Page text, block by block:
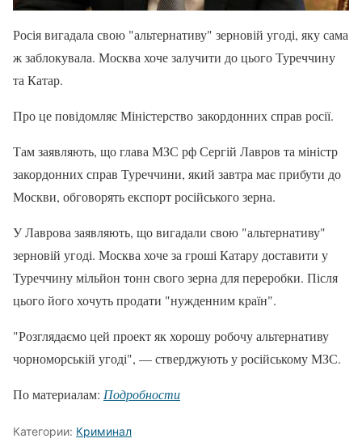
Росія вигадала свою "альтернативу" зерновій угоді, яку сама
ж заблокувала. Москва хоче залучити до цього Туреччину
та Катар.
Про це повідомляє Міністерство закордонних справ росії.
Там заявляють, що глава МЗС рф Сергій Лавров та міністр
закордонних справ Туреччини, який завтра має прибути до
Москви, обговорять експорт російського зерна.
У Лаврова заявляють, що вигадали свою "альтернативу"
зерновій угоді. Москва хоче за гроші Катару доставити у
Туреччину мільйон тонн свого зерна для переробки. Після
цього його хочуть продати "нужденним країн".
"Розглядаємо цей проект як хорошу робочу альтернативу
чорноморській угоді", — стверджують у російському МЗС.
По материалам: Подробности
Категории: Криминал